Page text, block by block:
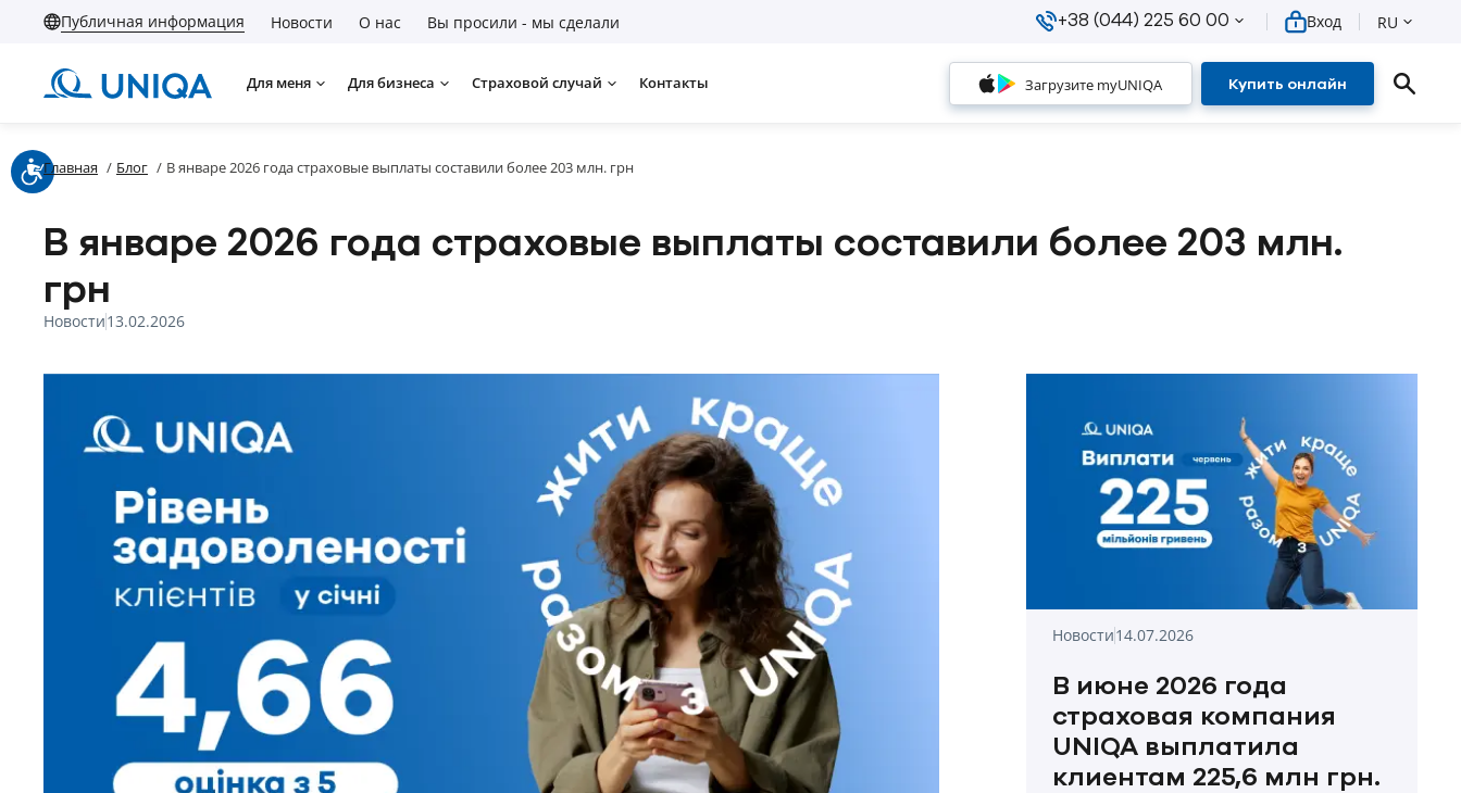
Публичная информация Новости О нас Вы просили - мы сделали +38 (044) 225 60 00 Вход RU
Для меня Для бизнеса Страховой случай Контакты Загрузите myUNIQA Купить онлайн
Главная / Блог / В январе 2026 года страховые выплаты составили более 203 млн. грн
В январе 2026 года страховые выплаты составили более 203 млн.
грн
Новости13.02.2026
Новости14.07.2026
В июне 2026 года
страховая компания
UNIQA выплатила
клиентам 225,6 млн грн.